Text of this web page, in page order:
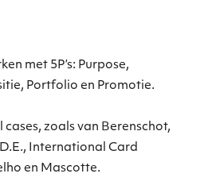
met 5P’s: Purpose,
Portfolio en Promotie.
zoals van Berenschot,
International Card
en Mascotte.